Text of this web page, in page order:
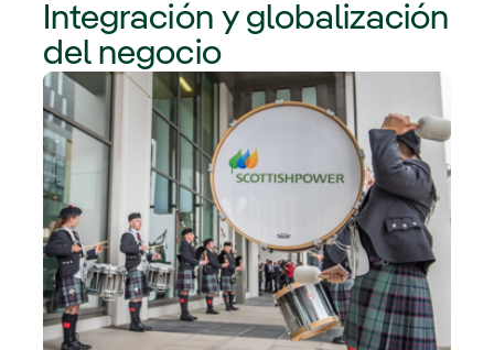
Integración y globalización
del negocio